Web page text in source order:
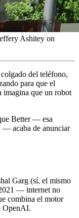
Ashitey on
colgado del teléfono,
para que el
imagina que un robot
Better — esa
— acaba de anunciar
Garg (sí, el mismo
— internet no
combina el motor
OpenAI.